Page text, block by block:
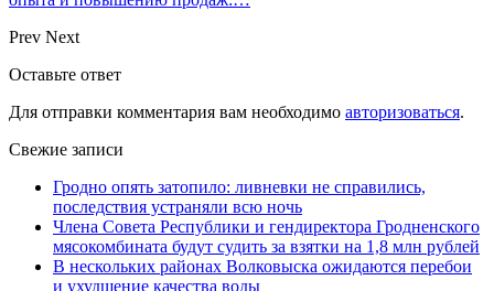
Prev Next
Оставьте ответ
Для отправки комментария вам необходимо авторизоваться.
Свежие записи
Гродно опять затопило: ливневки не справились,
последствия устраняли всю ночь
Члена Совета Республики и гендиректора Гродненского
мясокомбината будут судить за взятки на 1,8 млн рублей
В нескольких районах Волковыска ожидаются перебои
и ухудшение качества воды